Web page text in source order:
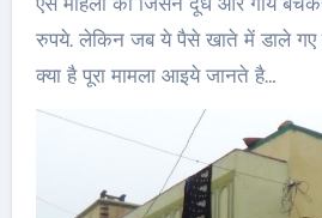
रुपये. लेकिन जब ये पैसे खाते में डाले गए
क्या है पूरा मामला आइये जानते है…